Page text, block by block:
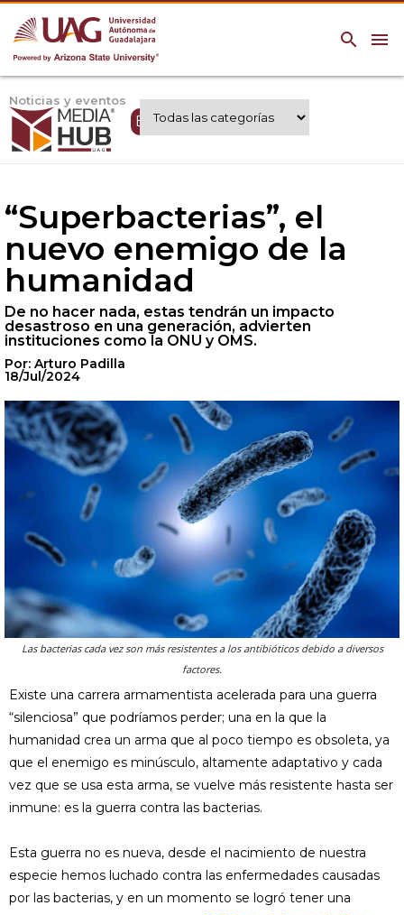
menu
search
Noticias y eventos
Expertos UAG
“Superbacterias”, el
nuevo enemigo de la
humanidad
De no hacer nada, estas tendrán un impacto
desastroso en una generación, advierten
instituciones como la ONU y OMS.
Por: Arturo Padilla
18/Jul/2024
Las bacterias cada vez son más resistentes a los antibióticos debido a diversos
factores.
Existe una carrera armamentista acelerada para una guerra
“silenciosa” que podríamos perder; una en la que la
humanidad crea un arma que al poco tiempo es obsoleta, ya
que el enemigo es minúsculo, altamente adaptativo y cada
vez que se usa esta arma, se vuelve más resistente hasta ser
inmune: es la guerra contra las bacterias.
Esta guerra no es nueva, desde el nacimiento de nuestra
especie hemos luchado contra las enfermedades causadas
por las bacterias, y en un momento se logró tener una